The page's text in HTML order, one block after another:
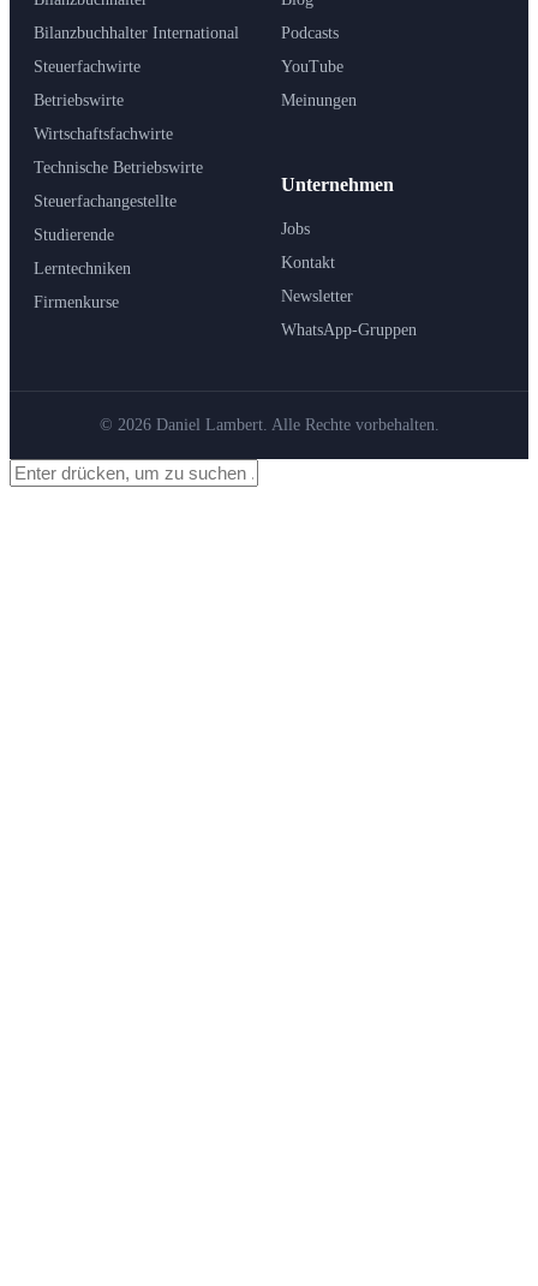
Bilanzbuchhalter International
Steuerfachwirte
Betriebswirte
Wirtschaftsfachwirte
Technische Betriebswirte
Steuerfachangestellte
Studierende
Lerntechniken
Firmenkurse
Podcasts
YouTube
Meinungen
Unternehmen
Jobs
Kontakt
Newsletter
WhatsApp-Gruppen
© 2026 Daniel Lambert. Alle Rechte vorbehalten.